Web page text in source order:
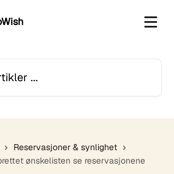
Reservasjoner & synlighet
ønskelisten se reservasjonene